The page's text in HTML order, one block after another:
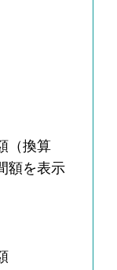
（換算
額を表示